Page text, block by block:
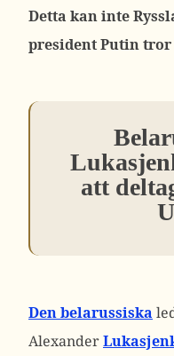
Detta kan inte
president Putin tror
att
Den belarussiska
Alexander